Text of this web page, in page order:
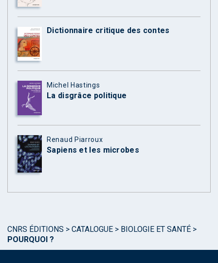
Dictionnaire critique des contes
Michel Hastings
La disgrâce politique
Renaud Piarroux
Sapiens et les microbes
CNRS ÉDITIONS > CATALOGUE > BIOLOGIE ET SANTÉ >
POURQUOI ?